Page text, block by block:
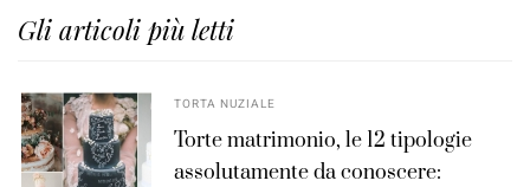
Gli articoli più letti
TORTA NUZIALE
Torte matrimonio, le 12 tipologie
assolutamente da conoscere: